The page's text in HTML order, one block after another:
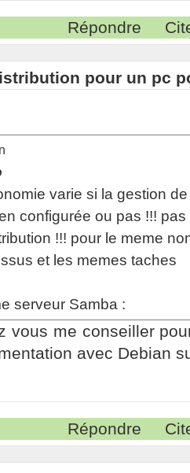
Répondre
pour un pc
varie si la gestion
configurée ou pas !!!
!!! pour le meme
et les memes taches
serveur Samba :
vous me conseiller
avec Debian
Répondre